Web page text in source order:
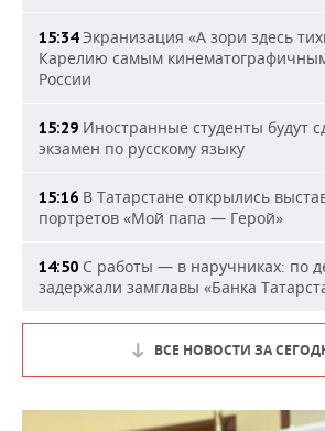
15:34Экранизация «А зори здесь
Карелию самым
России
15:29 Иностранные студенты будут
экзамен по русскому языку
15:16 В Татарстане открылись
портретов «Мой папа — Герой»
14:50 С работы — в наручниках: по
задержали замглавы «Банка
ВСЕ НОВОСТИ ЗА